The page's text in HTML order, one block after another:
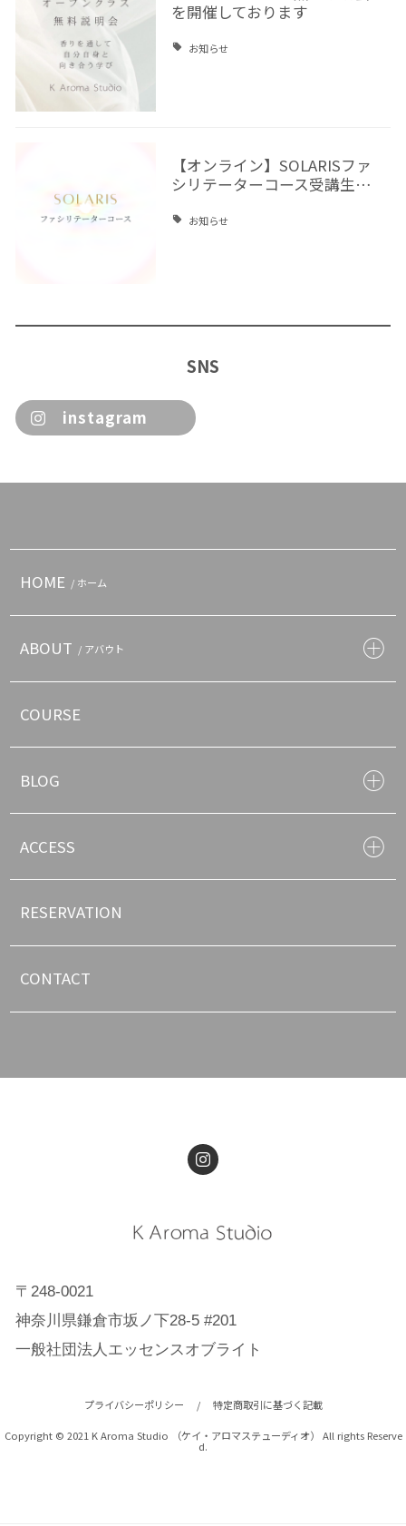
を開催しております
お知らせ
【オンライン】SOLARISファ
シリテーターコース受講生…
お知らせ
SNS
instagram
HOME / ホーム
ABOUT / アバウト
COURSE
BLOG
ACCESS
RESERVATION
CONTACT
〒248-0021
神奈川県鎌倉市坂ノ下28-5 #201
一般社団法人エッセンスオブライト
プライバシーポリシー / 特定商取引に基づく記載
Copyright © 2021 K Aroma Studio （ケイ・アロマステューディオ） All rights Reserve
d.